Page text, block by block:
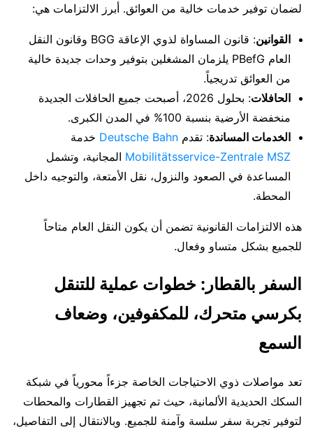
لضمان توفير خدمات خالية من العوائق. أبرز الالتزامات هي:
القوانين
: قانون المساواة لذوي الإعاقة BGG وقانون النقل
العام PBefG يلزمان المشغلين بتوفير وحدات جديدة خالية
من العوائق تدريجياً.
الحافلات
: بحلول 2026، أصبحت جميع الحافلات الجديدة
منخفضة الأرضية بنسبة 100% في المدن الكبرى.
الخدمات المساندة: تقدم Deutsche Bahn خدمة
Mobilitätsservice-Zentrale MSZ المجانية، وتشمل
المساعدة في الصعود والنزول، نقل الأمتعة، والتوجيه داخل
المحطة.
هذه الالتزامات القانونية تضمن أن يكون النقل العام متاحاً
للجميع بشكل متساو وفعال.
السفر بالقطار: خطوات عملية للتنقل
بكرسي متحرك، للمكفوفين، وضعاف
السمع
تعد مواصلات ذوي الاحتياجات الخاصة جزءاً محورياً في شبكة
السكك الحديدية الألمانية، حيث تم تجهيز القطارات والمحطات
لتوفير تجربة سفر سلسة وآمنة للجميع. وبالانتقال إلى التفاصيل،